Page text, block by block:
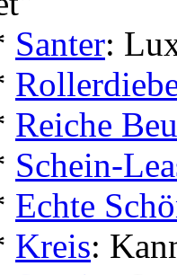
Santer:
Reiche
Schein-
Echte
Kreis: